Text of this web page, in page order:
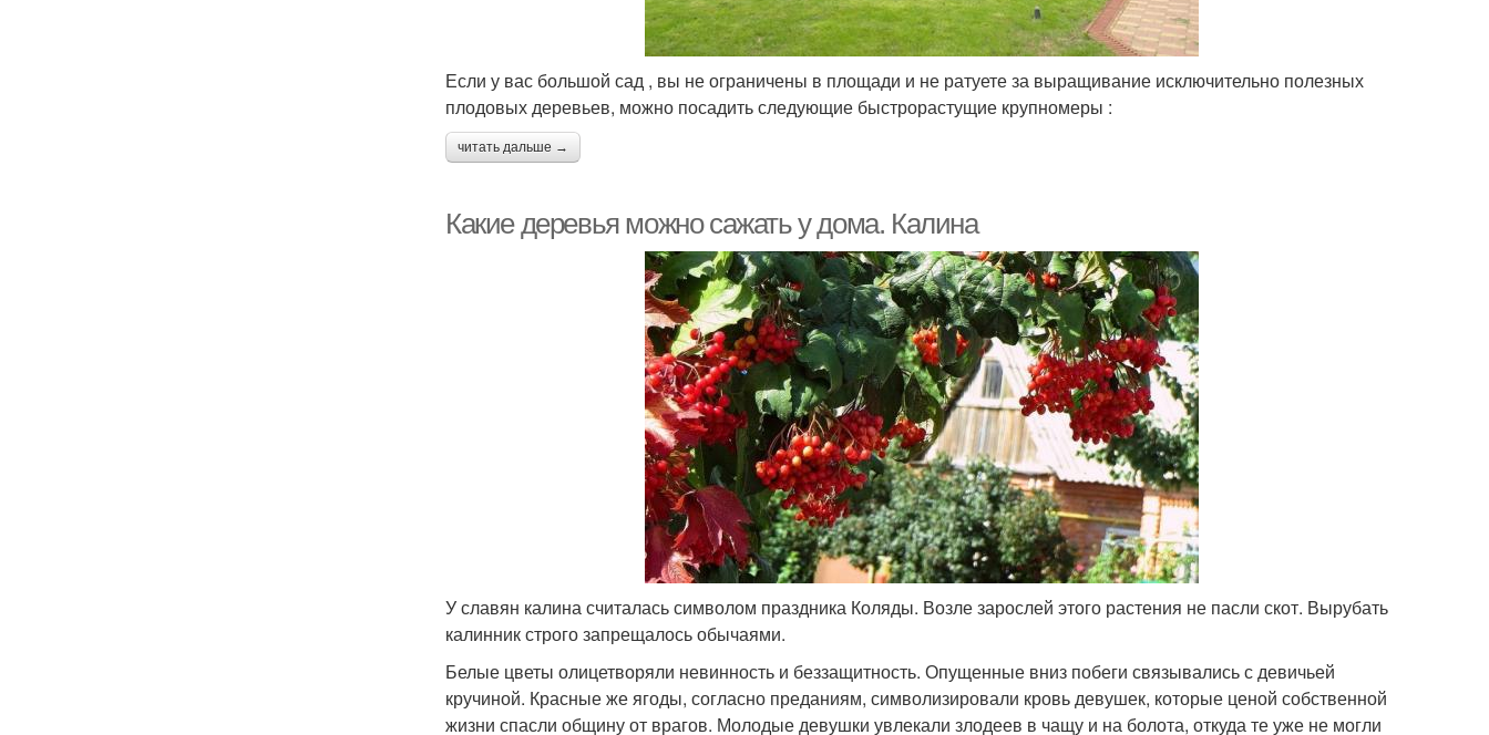
Если у вас большой сад , вы не ограничены в площади и не ратуете за выращивание исключительно полезных
плодовых деревьев, можно посадить следующие быстрорастущие крупномеры :
читать дальше →
Какие деревья можно сажать у дома. Калина
У славян калина считалась символом праздника Коляды. Возле зарослей этого растения не пасли скот. Вырубать
калинник строго запрещалось обычаями.
Белые цветы олицетворяли невинность и беззащитность. Опущенные вниз побеги связывались с девичьей
кручиной. Красные же ягоды, согласно преданиям, символизировали кровь девушек, которые ценой собственной
жизни спасли общину от врагов. Молодые девушки увлекали злодеев в чащу и на болота, откуда те уже не могли